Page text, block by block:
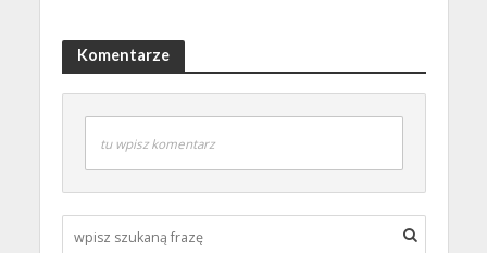
Komentarze
tu wpisz komentarz